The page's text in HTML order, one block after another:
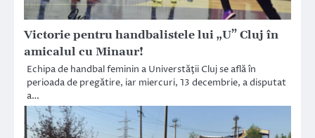
Victorie pentru handbalistele lui „U” Cluj în
amicalul cu Minaur!
Echipa de handbal feminin a Universtăţii Cluj se află în
perioada de pregătire, iar miercuri, 13 decembrie, a disputat
a…